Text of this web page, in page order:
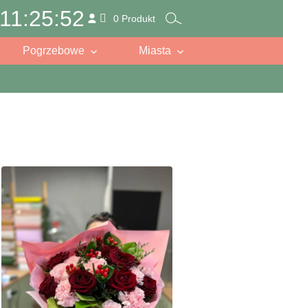
11:25:51 0 Produkt
Pogrzebowe Miasta